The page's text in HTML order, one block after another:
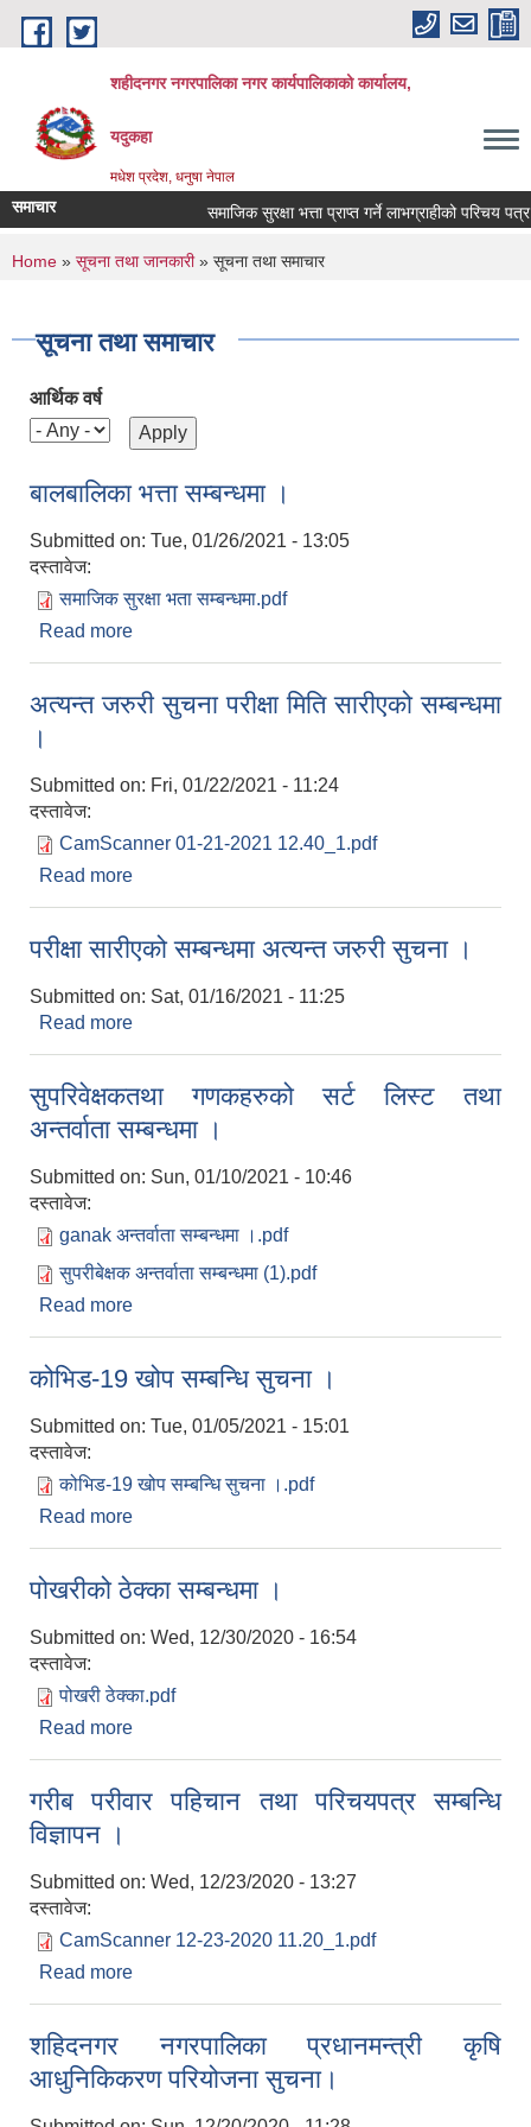
Skip to main content
शहीदनगर नगरपालिका नगर कार्यपालिकाको कार्यालय,
यदुकहा
मधेश प्रदेश, धनुषा नेपाल
समाचार समाजिक सुरक्षा भत्ता प्राप्त गर्ने लाभग्राहीको परिचय
You are here
Home » सूचना तथा जानकारी» सूचना तथा समाचार
सूचना तथा समाचार
आर्थिक वर्ष
बालबालिका भत्ता सम्बन्धमा ।
Submitted on: Tue, 01/26/2021 - 13:05
दस्तावेज:
समाजिक सुरक्षा भता सम्बन्धमा.pdf
Read more
अत्यन्त जरुरी सुचना परीक्षा मिति सारीएको सम्बन्धमा
।
Submitted on: Fri, 01/22/2021 - 11:24
दस्तावेज:
CamScanner 01-21-2021 12.40_1.pdf
Read more
परीक्षा सारीएको सम्बन्धमा अत्यन्त जरुरी सुचना ।
Submitted on: Sat, 01/16/2021 - 11:25
Read more
सुपरिवेक्षकतथा गणकहरुको सर्ट लिस्ट तथा
अन्तर्वाता सम्बन्धमा ।
Submitted on: Sun, 01/10/2021 - 10:46
दस्तावेज:
ganak अन्तर्वाता सम्बन्धमा ।.pdf
सुपरीबेक्षक अन्तर्वाता सम्बन्धमा (1).pdf
Read more
कोभिड-19 खोप सम्बन्धि सुचना ।
Submitted on: Tue, 01/05/2021 - 15:01
दस्तावेज:
कोभिड-19 खोप सम्बन्धि सुचना ।.pdf
Read more
पोखरीको ठेक्का सम्बन्धमा ।
Submitted on: Wed, 12/30/2020 - 16:54
दस्तावेज:
पोखरी ठेक्का.pdf
Read more
गरीब परीवार पहिचान तथा परिचयपत्र सम्बन्धि
विज्ञापन ।
Submitted on: Wed, 12/23/2020 - 13:27
दस्तावेज:
CamScanner 12-23-2020 11.20_1.pdf
Read more
शहिदनगर नगरपालिका प्रधानमन्त्री कृषि
आधुनिकिकरण परियोजना सुचना।